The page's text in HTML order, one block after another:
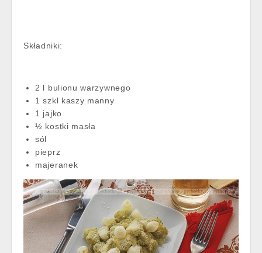
Składniki:
2 l bulionu warzywnego
1 szkl kaszy manny
1 jajko
½ kostki masła
sól
pieprz
majeranek